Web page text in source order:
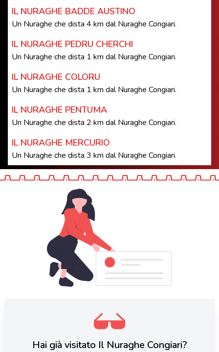
IL NURAGHE BADDE AUSTINO
Un Nuraghe che dista 4 km dal Nuraghe Congiari.
IL NURAGHE PEDRU CHERCHI
Un Nuraghe che dista 1 km dal Nuraghe Congiari.
IL NURAGHE COLORU
Un Nuraghe che dista 1 km dal Nuraghe Congiari.
IL NURAGHE PENTUMA
Un Nuraghe che dista 2 km dal Nuraghe Congiari.
IL NURAGHE MERCURIO
Un Nuraghe che dista 3 km dal Nuraghe Congiari.
Hai già visitato Il Nuraghe Congiari?